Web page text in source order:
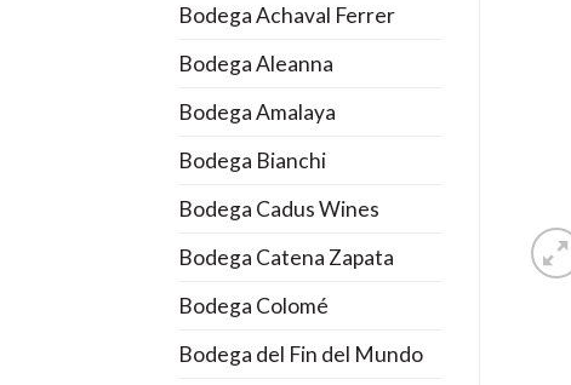
Bodega Achaval Ferrer
Bodega Aleanna
Bodega Amalaya
Bodega Bianchi
Bodega Cadus Wines
Bodega Catena Zapata
Bodega Colomé
Bodega del Fin del Mundo